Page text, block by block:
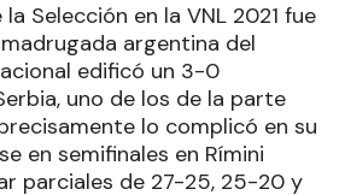
Selección en la VNL 2021 fue
argentina del
edificó un 3-0
uno de los de la parte
lo complicó en su
en semifinales en Rímini
parciales de 27-25, 25-20 y